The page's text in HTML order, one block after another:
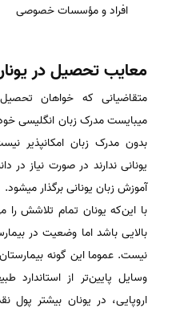
افراد و مؤسسات خصوصی
معایب تحصیل در
متقاضیانی که خواهان
میبایست مدرک زبان انگلیسی
بدون مدرک زبان امکانپذیر
یونانی ندارند در صورت نیاز
آموزش زبان یونانی برگذار میشود.
با این‌که یونان تمام تلاشش
بالایی باشد اما وضعیت در
نیست. عموما این گونه
وسایل پایین‌تر از
اروپایی، در یونان بیشتر پول